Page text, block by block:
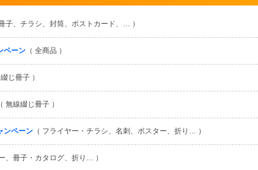
子、チラシ、封筒、ポストカード、… ）
ペーン （ 全商品 ）
綴じ冊子 ）
（ 無線綴じ冊子 ）
ンペーン （ フライヤー・チラシ、名刺、ポスター、折り… ）
、冊子・カタログ、折り… ）